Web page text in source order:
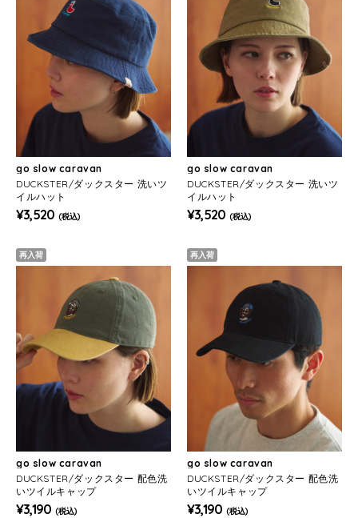
go slow caravan
DUCKSTER/ダックスター 洗いツ
イルハット
¥3,520 (税込)
go slow caravan
DUCKSTER/ダックスター 洗いツ
イルハット
¥3,520 (税込)
再入荷
go slow caravan
DUCKSTER/ダックスター 配色洗
いツイルキャップ
¥3,190 (税込)
再入荷
go slow caravan
DUCKSTER/ダックスター 配色洗
いツイルキャップ
¥3,190 (税込)